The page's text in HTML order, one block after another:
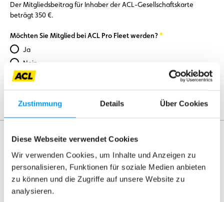
Zustimmung Details Über Cookies
Diese Webseite verwendet Cookies
Wir verwenden Cookies, um Inhalte und Anzeigen zu
personalisieren, Funktionen für soziale Medien anbieten
zu können und die Zugriffe auf unsere Website zu
analysieren.
Der Mitgliedsbeitrag für Inhaber der ACL-Gesellschaftskarte
beträgt 350 €.
Möchten Sie Mitglied bei ACL Pro Fleet werden?
Required
Ja
Nein
Mobilitätslösungen Veranstaltungen
Partnerschaftslösungen